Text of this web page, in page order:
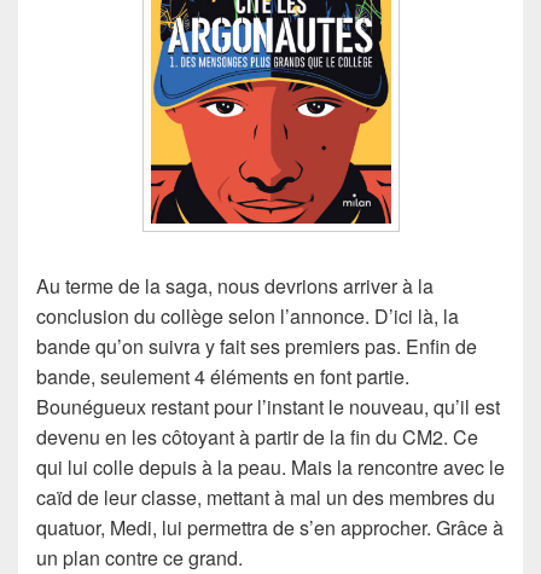
Au terme de la saga, nous devrions arriver à la
conclusion du collège selon l’annonce. D’ici là, la
bande qu’on suivra y fait ses premiers pas. Enfin de
bande, seulement 4 éléments en font partie.
Bounégueux restant pour l’instant le nouveau, qu’il est
devenu en les côtoyant à partir de la fin du CM2. Ce
qui lui colle depuis à la peau. Mais la rencontre avec le
caïd de leur classe, mettant à mal un des membres du
quatuor, Medi, lui permettra de s’en approcher. Grâce à
un plan contre ce grand.